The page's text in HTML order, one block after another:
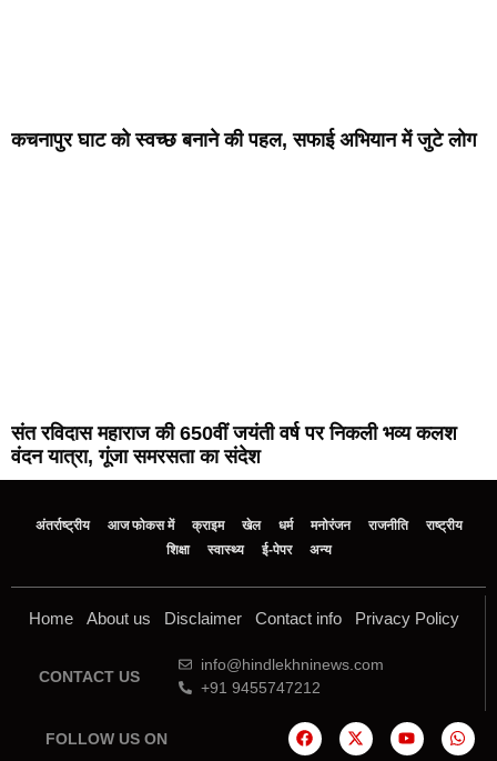
कचनापुर घाट को स्वच्छ बनाने की पहल, सफाई अभियान में जुटे लोग
संत रविदास महाराज की 650वीं जयंती वर्ष पर निकली भव्य कलश
वंदन यात्रा, गूंजा समरसता का संदेश
अंतर्राष्ट्रीय आज फोकस में क्राइम खेल धर्म मनोरंजन राजनीति
राष्ट्रीय
शिक्षा
स्वास्थ्य ई-पेपर अन्य
Home About us Disclaimer Contact info Privacy Policy
CONTACT US
info@hindlekhninews.com
+91 9455747212
FOLLOW US ON